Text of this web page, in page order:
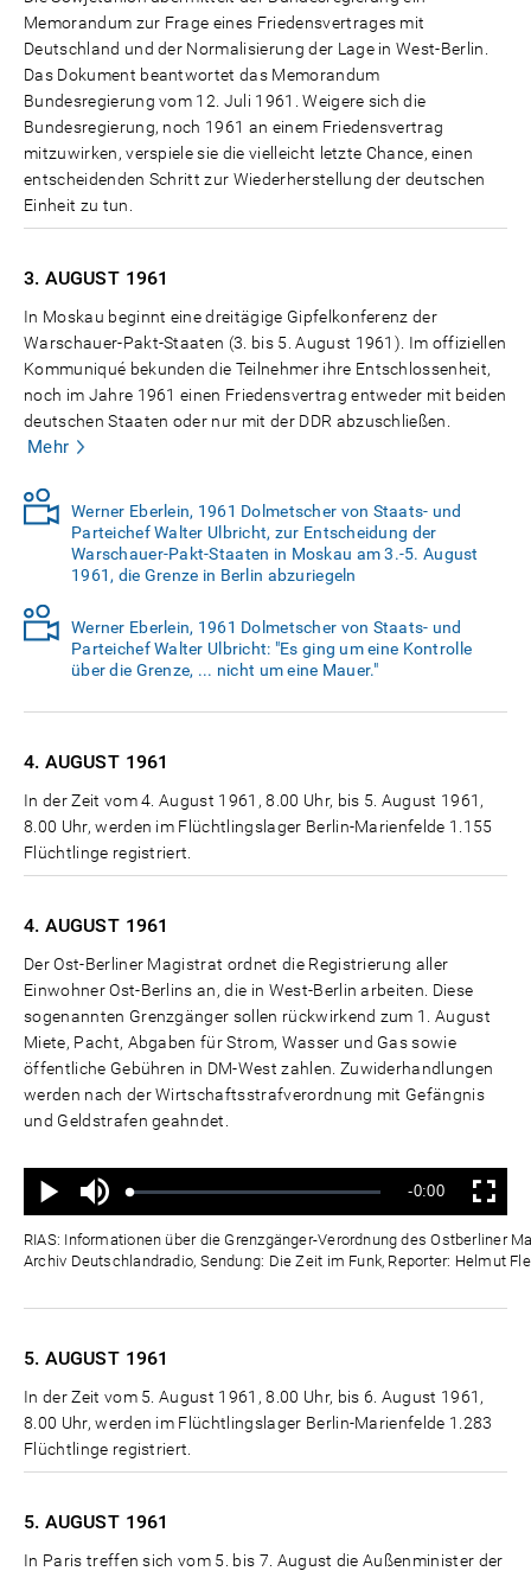
Memorandum zur Frage eines Friedensvertrages mit
Deutschland und der Normalisierung der Lage in West-Berlin.
Das Dokument beantwortet das Memorandum
Bundesregierung vom 12. Juli 1961. Weigere sich die
Bundesregierung, noch 1961 an einem Friedensvertrag
mitzuwirken, verspiele sie die vielleicht letzte Chance, einen
entscheidenden Schritt zur Wiederherstellung der deutschen
Einheit zu tun.
3. AUGUST 1961
In Moskau beginnt eine dreitägige Gipfelkonferenz der
Warschauer-Pakt-Staaten (3. bis 5. August 1961). Im offiziellen
Kommuniqué bekunden die Teilnehmer ihre Entschlossenheit,
noch im Jahre 1961 einen Friedensvertrag entweder mit beiden
deutschen Staaten oder nur mit der DDR abzuschließen.
Mehr
Werner Eberlein, 1961 Dolmetscher von Staats- und
Parteichef Walter Ulbricht, zur Entscheidung der
Warschauer-Pakt-Staaten in Moskau am 3.-5. August
1961, die Grenze in Berlin abzuriegeln
Werner Eberlein, 1961 Dolmetscher von Staats- und
Parteichef Walter Ulbricht: "Es ging um eine Kontrolle
über die Grenze, ... nicht um eine Mauer."
4. AUGUST 1961
In der Zeit vom 4. August 1961, 8.00 Uhr, bis 5. August 1961,
8.00 Uhr, werden im Flüchtlingslager Berlin-Marienfelde 1.155
Flüchtlinge registriert.
4. AUGUST 1961
Der Ost-Berliner Magistrat ordnet die Registrierung aller
Einwohner Ost-Berlins an, die in West-Berlin arbeiten. Diese
sogenannten Grenzgänger sollen rückwirkend zum 1. August
Miete, Pacht, Abgaben für Strom, Wasser und Gas sowie
öffentliche Gebühren in DM-West zahlen. Zuwiderhandlungen
werden nach der Wirtschaftsstrafverordnung mit Gefängnis
und Geldstrafen geahndet.
Wiedergabe
Ton
aus
Geladen:
Status:
Verbleibende
Zeit
-0:00 Vollbild
RIAS: Informationen über die Grenzgänger-Verordnung des Ostberliner
Archiv Deutschlandradio, Sendung: Die Zeit im Funk, Reporter: Helmut
5. AUGUST 1961
In der Zeit vom 5. August 1961, 8.00 Uhr, bis 6. August 1961,
8.00 Uhr, werden im Flüchtlingslager Berlin-Marienfelde 1.283
Flüchtlinge registriert.
5. AUGUST 1961
In Paris treffen sich vom 5. bis 7. August die Außenminister der